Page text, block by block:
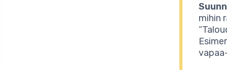
mihin